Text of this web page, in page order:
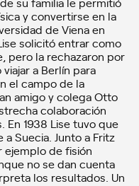
y convertirse en la
de Viena en
solicitó entrar como
pero la rechazaron por
a Berlín para
el campo de la
amigo y colega Otto
colaboración
En 1938 Lise tuvo que
a Suecia. Junto a Fritz
de fisión
no se dan cuenta
los resultados. Un